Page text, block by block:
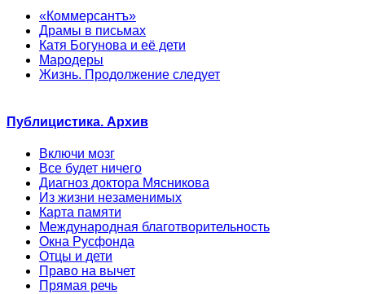
«Коммерсантъ»
Драмы в письмах
Катя Богунова и её дети
Мародеры
Жизнь. Продолжение следует
Публицистика. Архив
Включи мозг
Все будет ничего
Диагноз доктора Мясникова
Из жизни незаменимых
Карта памяти
Международная благотворительность
Окна Русфонда
Отцы и дети
Право на вычет
Прямая речь